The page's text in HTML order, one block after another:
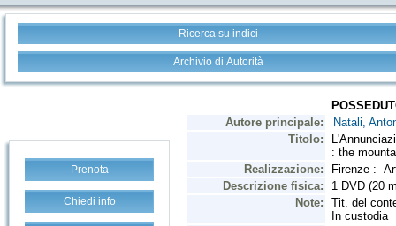
Ricerca su indici
Archivio di Autorità
Prenota
Chiedi info